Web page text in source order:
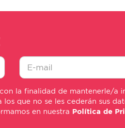
mail
*
la finalidad de mantenerle/a
que no se les cederán sus
en nuestra Política de